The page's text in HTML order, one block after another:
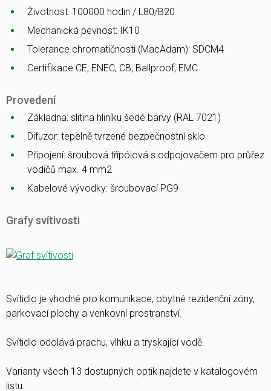
Životnost: 100000 hodin / L80/B20
Mechanická pevnost: IK10
Tolerance chromatičnosti (MacAdam): SDCM4
Certifikace CE, ENEC, CB, Ballproof, EMC
Provedení
Základna: slitina hliníku šedé barvy (RAL 7021)
Difuzor: tepelně tvrzené bezpečnostní sklo
Připojení: šroubová třípólová s odpojovačem pro průřez
vodičů max. 4 mm2
Kabelové vývodky: šroubovací PG9
Grafy svítivosti
Svítidlo je vhodné pro komunikace, obytné rezidenční zóny,
parkovací plochy a venkovní prostranství.
Svítidlo odolává prachu, vlhku a tryskající vodě.
Varianty všech 13 dostupných optik najdete v katalogovém
listu.